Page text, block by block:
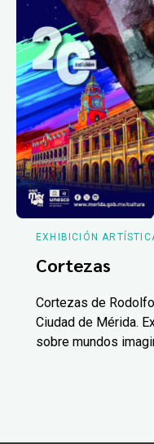
EXHIBICIÓN
Cortezas
Cortezas de
Ciudad de Mérida.
sobre mundos